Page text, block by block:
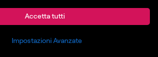
Accetta tutti
Impostazioni Avanzate
Reserved Enel Spa VAT code